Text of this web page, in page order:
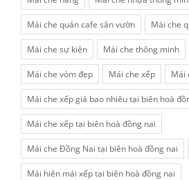
Mái che quán cafe sân vườn Mái che
Mái che sự kiện Mái che thông minh
Mái che vòm đẹp Mái che xếp Mái
Mái che xếp giá bao nhiêu tại biên hoà
Mái che xếp tại biên hoà đồng nai
Mái che Đồng Nai tại biên hoà đồng nai
Mái hiên mái xếp tại biên hoà đồng nai